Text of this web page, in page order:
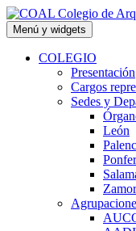
Saltar
al
contenido
Menú y widgets
COLEGIO
Presentación
Cargos
Sedes y
León